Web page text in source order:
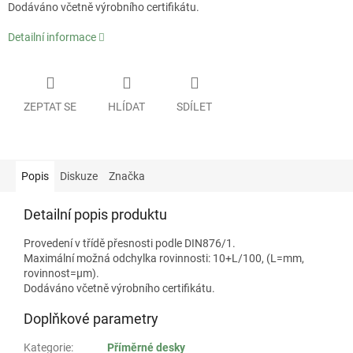
Dodáváno včetně výrobního certifikátu.
Detailní informace
ZEPTAT SE HLÍDAT SDÍLET
Popis Diskuze Značka
Detailní popis produktu
Provedení v třídě přesnosti podle DIN876/1.
Maximální možná odchylka rovinnosti: 10+L/100, (L=mm,
rovinnost=µm).
Dodáváno včetně výrobního certifikátu.
Doplňkové parametry
Kategorie: Příměrné desky